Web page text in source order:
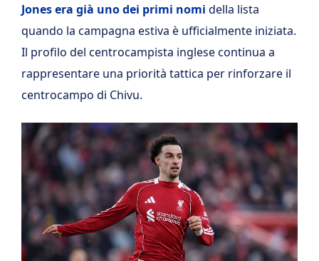
Jones era già uno dei primi nomi della lista
quando la campagna estiva è ufficialmente iniziata.
Il profilo del centrocampista inglese continua a
rappresentare una priorità tattica per rinforzare il
centrocampo di Chivu.